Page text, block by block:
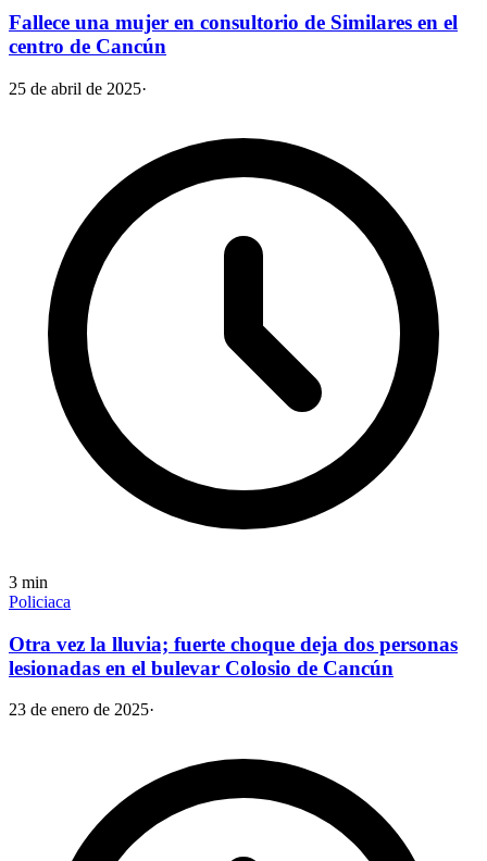
Fallece una mujer en consultorio de Similares en el
centro de Cancún
25 de abril de 2025·
3 min
Policiaca
Otra vez la lluvia; fuerte choque deja dos personas
lesionadas en el bulevar Colosio de Cancún
23 de enero de 2025·